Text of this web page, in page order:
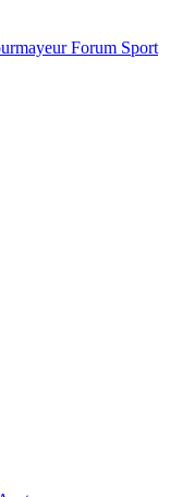
Forum Sport